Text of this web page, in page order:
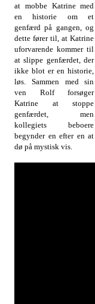
at mobbe Katrine med
en historie om et
genfærd på gangen, og
dette fører til, at Katrine
uforvarende kommer til
at slippe genfærdet, der
ikke blot er en historie,
løs. Sammen med sin
ven Rolf forsøger
Katrine at stoppe
genfærdet, men
kollegiets beboere
begynder en efter en at
dø på mystisk vis.